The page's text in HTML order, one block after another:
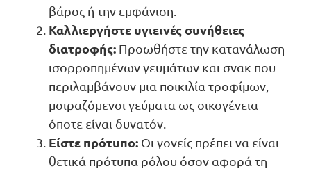
βάρος ή την εμφάνιση.
Καλλιεργήστε υγιεινές συνήθειες
διατροφής:Προωθήστε την κατανάλωση
ισορροπημένων γευμάτων και σνακ που
περιλαμβάνουν μια ποικιλία τροφίμων,
μοιραζόμενοι γεύματα ως οικογένεια
όποτε είναι δυνατόν.
Είστε πρότυπο:Οι γονείς πρέπει να είναι
θετικά πρότυπα ρόλου όσον αφορά τη